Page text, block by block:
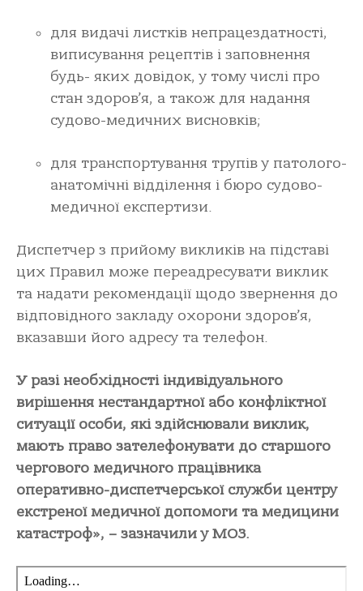
для видачі листків непрацездатності,
виписування рецептів і заповнення
будь- яких довідок, у тому числі про
стан здоров’я, а також для надання
судово-медичних висновків;
для транспортування трупів у патолого-
анатомічні відділення і бюро судово-
медичної експертизи.
Диспетчер з прийому викликів на підставі
цих Правил може переадресувати виклик
та надати рекомендації щодо звернення до
відповідного закладу охорони здоров’я,
вказавши його адресу та телефон.
У разі необхідності індивідуального
вирішення нестандартної або конфліктної
ситуації особи, які здійснювали виклик,
мають право зателефонувати до старшого
чергового медичного працівника
оперативно-диспетчерської служби центру
екстреної медичної допомоги та медицини
катастроф», – зазначили у МОЗ.